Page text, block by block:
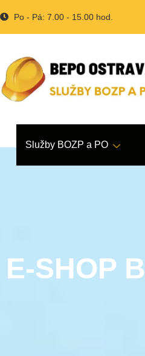
Po - Pá: 7.00 - 15.00 hod.
Služby BOZP a PO
E-SHOP